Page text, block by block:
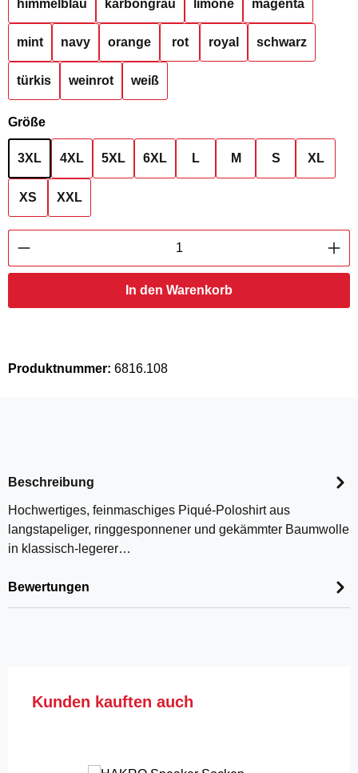
himmelblau karbongrau limone magenta
mint navy orange rot royal schwarz
türkis weinrot weiß
Größeauswählen
3XL 4XL 5XL 6XL L M S XL
XS XXL
Produkt Anzahl: Gib den gewünschten
In den Warenkorb
Produktnummer: 6816.108
Beschreibung
Hochwertiges, feinmaschiges Piqué-Poloshirt aus
langstapeliger, ringgesponnener und gekämmter Baumwolle
in klassisch-legerer…
Bewertungen
Produktgalerie überspringen
Kunden kauften auch